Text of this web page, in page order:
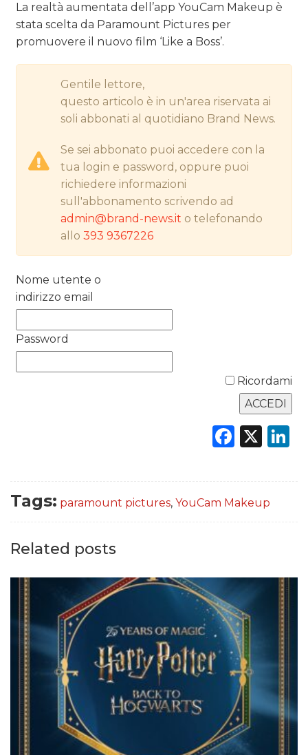
RADIO / AUDIO
TV
RICERCHE
PREVISIONI/SCENARI
TREND
CASE HISTORY
OPINIONI
La realtà aumentata dell’app YouCam Makeup è
stata scelta da Paramount Pictures per
promuovere il nuovo film ‘Like a Boss’.
Gentile lettore,
questo articolo è in un'area riservata ai
soli abbonati al quotidiano Brand News.
Se sei abbonato puoi accedere con la
tua login e password, oppure puoi
richiedere informazioni
sull'abbonamento scrivendo ad
admin@brand-news.it o telefonando
allo393 9367226
Nome utente o
indirizzo email
Password
Ricordami
X
Tags: paramount pictures, YouCam Makeup
Related posts